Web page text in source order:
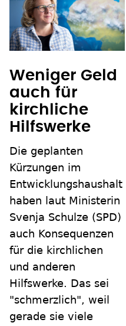
Weniger Geld
auch für
kirchliche
Hilfswerke
Die geplanten
Kürzungen im
Entwicklungshaushalt
haben laut Ministerin
Svenja Schulze (SPD)
auch Konsequenzen
für die kirchlichen
und anderen
Hilfswerke. Das sei
"schmerzlich", weil
gerade sie viele